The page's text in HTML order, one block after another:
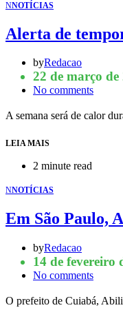
NNOTÍCIAS
Alerta de
byRedacao
22 de março de
No comments
A semana será de calor
LEIA MAIS
2 minute read
NNOTÍCIAS
Em São Paulo,
byRedacao
14 de fevereiro
No comments
O prefeito de Cuiabá,